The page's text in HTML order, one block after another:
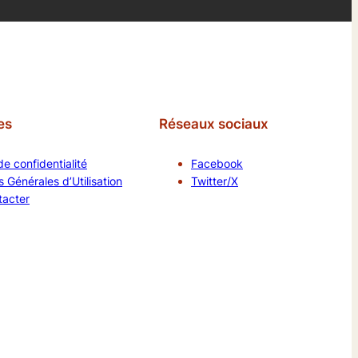
confidentialité
Générales d’Utilisation
Réseaux sociaux
Facebook
Twitter/X